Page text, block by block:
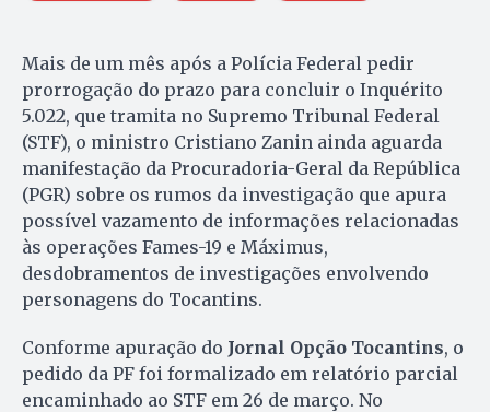
Mais de um mês após a Polícia Federal pedir
prorrogação do prazo para concluir o Inquérito
5.022, que tramita no Supremo Tribunal Federal
(STF), o ministro Cristiano Zanin ainda aguarda
manifestação da Procuradoria-Geral da República
(PGR) sobre os rumos da investigação que apura
possível vazamento de informações relacionadas
às operações Fames-19 e Máximus,
desdobramentos de investigações envolvendo
personagens do Tocantins.
Conforme apuração do Jornal Opção Tocantins, o
pedido da PF foi formalizado em relatório parcial
encaminhado ao STF em 26 de março. No